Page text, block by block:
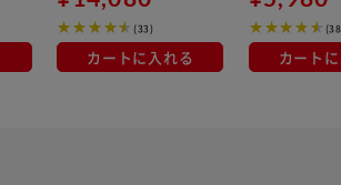
ウンメタリック
(33)
カートに入れる カート